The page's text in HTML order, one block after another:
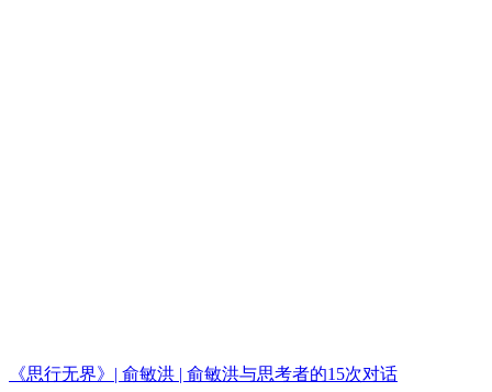
《思行无界》| 俞敏洪 | 俞敏洪与思考者的15次对话